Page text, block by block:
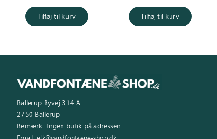
2.995,00 kr..
Tilføj til kurv Tilføj til kurv
Ballerup Byvej 314 A
2750 Ballerup
Bemærk: Ingen butik på adressen
elk@vandfontaene-shop.dk